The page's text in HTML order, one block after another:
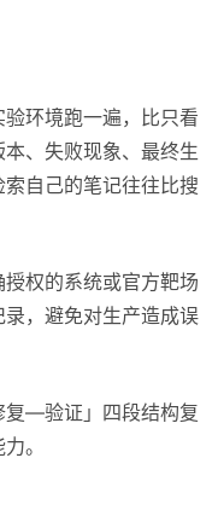
环境跑一遍，比只看
、失败现象、最终生
自己的笔记往往比搜
权的系统或官方靶场
，避免对生产造成误
—验证」四段结构复
。